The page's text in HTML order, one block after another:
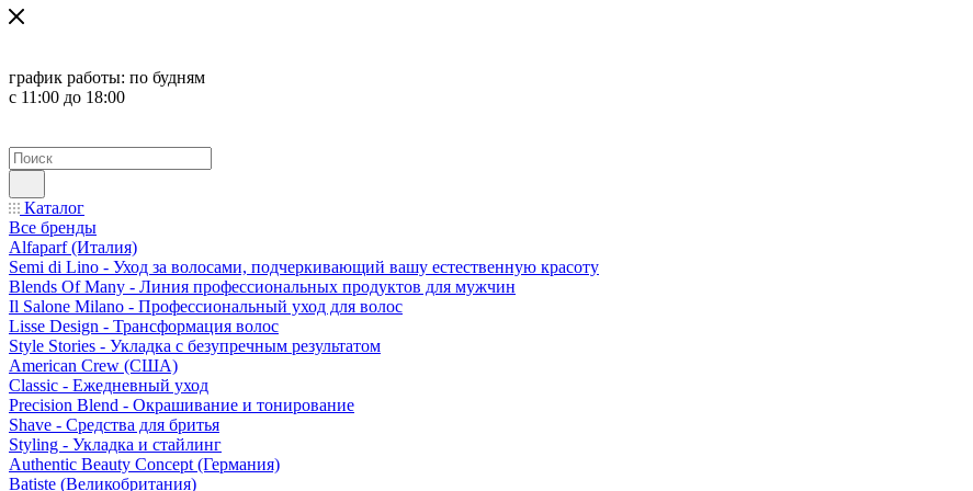
график работы: по будням
с 11:00 до 18:00
Каталог
Все бренды
Alfaparf (Италия)
Semi di Lino - Уход за волосами, подчеркивающий вашу естественную красоту
Blends Of Many - Линия профессиональных продуктов для мужчин
Il Salone Milano - Профессиональный уход для волос
Lisse Design - Трансформация волос
Style Stories - Укладка с безупречным результатом
American Crew (США)
Classic - Ежедневный уход
Precision Blend - Окрашивание и тонирование
Shave - Средства для бритья
Styling - Укладка и стайлинг
Authentic Beauty Concept (Германия)
Batiste (Великобритания)